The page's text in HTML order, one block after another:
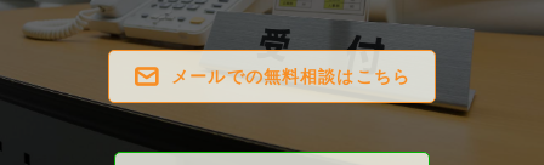
メールでの無料相談はこちら